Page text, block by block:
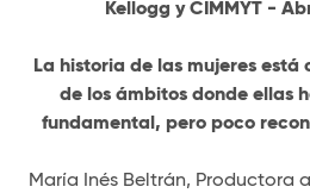
Kellogg y CIMMYT -
La historia de las mujeres
de los ámbitos donde ellas
fundamental, pero poco
María Inés Beltrán, Productora